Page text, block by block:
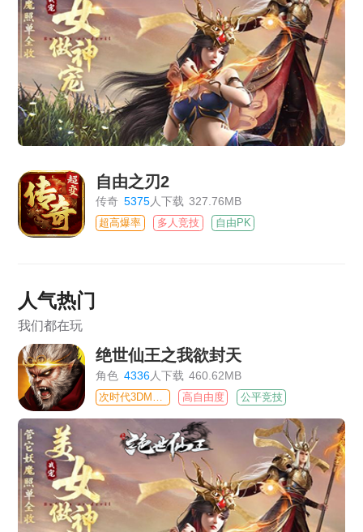
自由之刃2
传奇 5375人下载 327.76MB
超高爆率 多人竞技 自由PK
人气热门
我们都在玩
绝世仙王之我欲封天
角色 4336人下载 460.62MB
高自由度 公平竞技